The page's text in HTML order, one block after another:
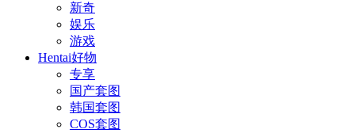
新奇
娱乐
游戏
Hentai好物
专享
国产套图
韩国套图
COS套图